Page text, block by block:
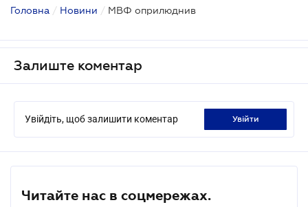
Головна / Новини / МВФ оприлюднив
Залиште коментар
Увійдіть, щоб залишити коментар увійти
Читайте нас в соцмережах.